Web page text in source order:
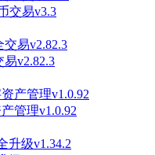
交易v3.3
v2.82.3
管理v1.0.92